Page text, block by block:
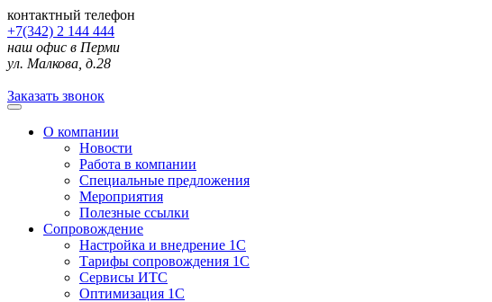
контактный телефон
+7(342) 2 144 444
наш офис в Перми
ул. Малкова, д.28
Заказать звонок
О компании
Новости
Работа в компании
Специальные предложения
Мероприятия
Полезные ссылки
Сопровождение
Настройка и внедрение 1С
Тарифы сопровождения 1С
Сервисы ИТС
Оптимизация 1С